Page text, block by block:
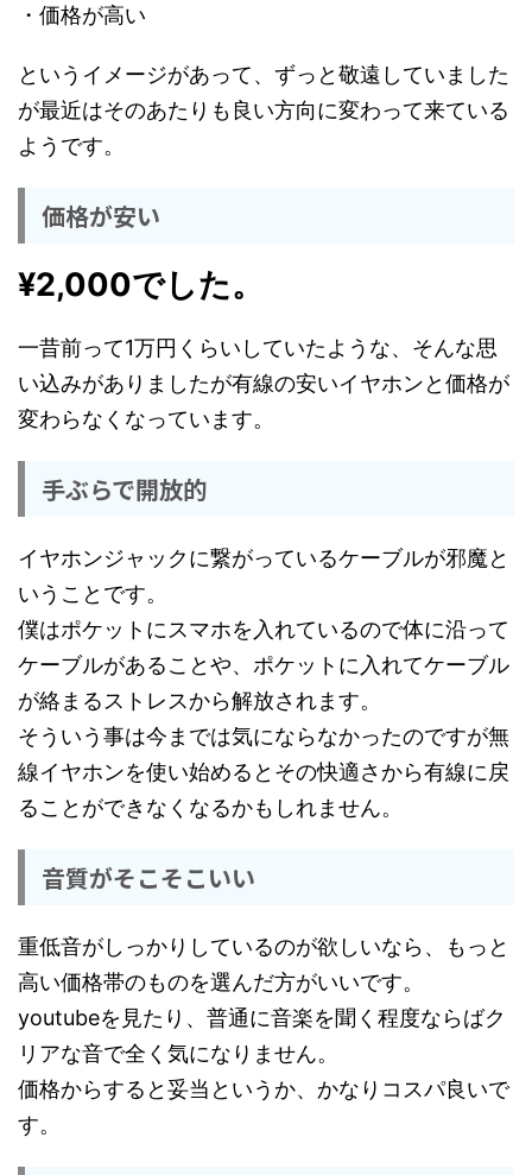
・価格が高い
というイメージがあって、ずっと敬遠していました
が最近はそのあたりも良い方向に変わって来ている
ようです。
価格が安い
¥2,000でした。
一昔前って1万円くらいしていたような、そんな思
い込みがありましたが有線の安いイヤホンと価格が
変わらなくなっています。
手ぶらで開放的
イヤホンジャックに繋がっているケーブルが邪魔と
いうことです。
僕はポケットにスマホを入れているので体に沿って
ケーブルがあることや、ポケットに入れてケーブル
が絡まるストレスから解放されます。
そういう事は今までは気にならなかったのですが無
線イヤホンを使い始めるとその快適さから有線に戻
ることができなくなるかもしれません。
音質がそこそこいい
重低音がしっかりしているのが欲しいなら、もっと
高い価格帯のものを選んだ方がいいです。
youtubeを見たり、普通に音楽を聞く程度ならばク
リアな音で全く気になりません。
価格からすると妥当というか、かなりコスパ良いで
す。